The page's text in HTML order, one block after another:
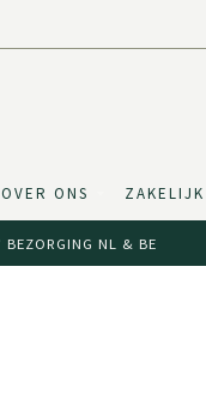
OVER ONS ZAKELIJK
BEZORGING NL & BE